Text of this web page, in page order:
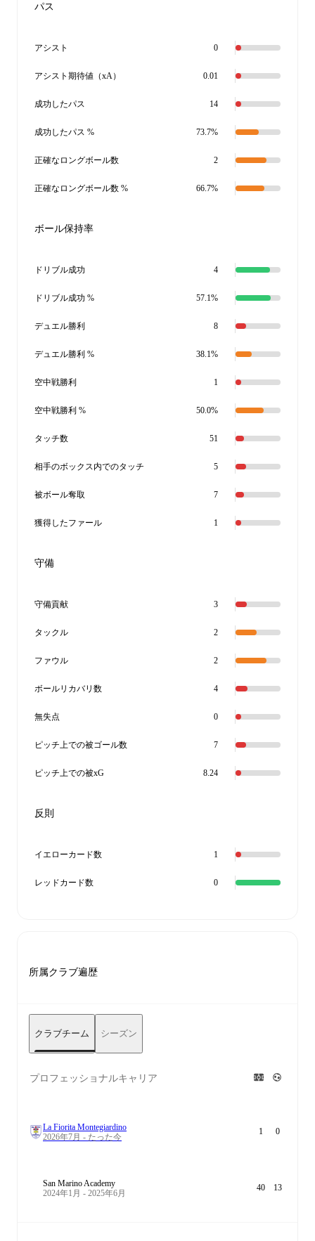
パス
アシスト 0
アシスト期待値（xA） 0.01
成功したパス 14
成功したパス % 73.7%
正確なロングボール数 2
正確なロングボール数 % 66.7%
ボール保持率
ドリブル成功 4
ドリブル成功 % 57.1%
デュエル勝利 8
デュエル勝利 % 38.1%
空中戦勝利 1
空中戦勝利 % 50.0%
タッチ数 51
相手のボックス内でのタッチ 5
被ボール奪取 7
獲得したファール 1
守備
守備貢献 3
タックル 2
ファウル 2
ボールリカバリ数 4
無失点 0
ピッチ上での被ゴール数 7
ピッチ上での被xG 8.24
反則
イエローカード数 1
レッドカード数 0
所属クラブ遍歴
クラブチーム シーズン
プロフェッショナルキャリア
La Fiorita Montegiardino
2026年7月 - たった今
1 0
San Marino Academy
2024年1月 - 2025年6月
40 13